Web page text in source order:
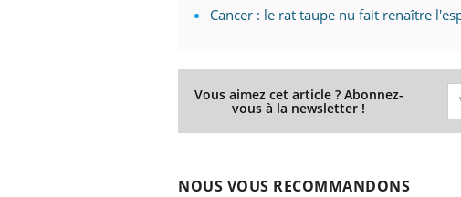
Cancer : le rat taupe nu fait renaître
Vous aimez cet article ? Abonnez-
vous à la newsletter !
NOUS VOUS RECOMMANDONS